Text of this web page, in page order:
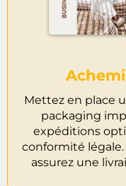
Mettez en place
packaging
expéditions
conformité
assurez une